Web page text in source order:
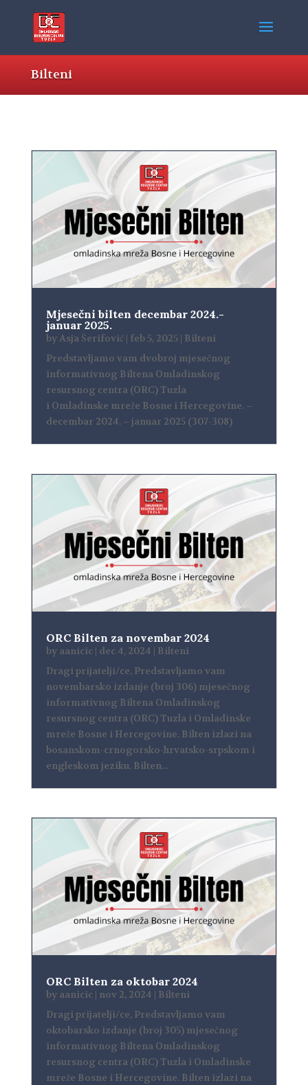
Bilteni
Mjesečni bilten decembar 2024.-
januar 2025.
byAsja Šerifović | feb 5, 2025| Bilteni
Predstavljamo vam dvobroj mjesečnog
informativnog Biltena Omladinskog
resursnog centra (ORC) Tuzla
i Omladinske mreže Bosne i Hercegovine. –
decembar 2024. – januar 2025 (307-308)
ORC Bilten za novembar 2024
by aanicic | dec 4, 2024 | Bilteni
Dragi prijatelji/ce, Predstavljamo vam
novembarsko izdanje (broj 306) mjesečnog
informativnog Biltena Omladinskog
resursnog centra (ORC) Tuzla i Omladinske
mreže Bosne i Hercegovine. Bilten izlazi na
bosanskom-crnogorsko-hrvatsko-srpskom i
engleskom jeziku. Bilten...
ORC Bilten za oktobar 2024
by aanicic | nov 2, 2024 | Bilteni
Dragi prijatelji/ce, Predstavljamo vam
oktobarsko izdanje (broj 305) mjesečnog
informativnog Biltena Omladinskog
resursnog centra (ORC) Tuzla i Omladinske
mreže Bosne i Hercegovine. Bilten izlazi na